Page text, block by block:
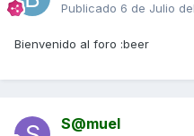
Publicado 6 de Julio
Bienvenido al foro :beer
S@muel